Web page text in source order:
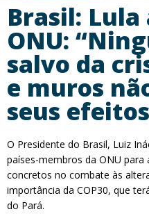
Brasil:
ONU:
salvo da
e muros
seus
O Presidente do Brasil, Luiz
países-membros da ONU
concretos no combate às
importância da COP30, que
do Pará.